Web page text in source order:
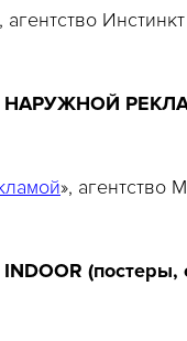
агентство
НАРУЖНОЙ
», агентство
(постеры,